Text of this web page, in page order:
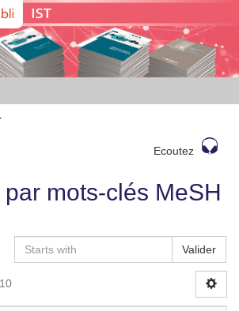
Ecoutez
mots-clés MeSH
Valider